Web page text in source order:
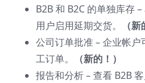
B2B 和 B2C 的单独库存
用户启用延期交货。
（新
公司订单批准 – 企业帐
工订单。
（新的！）
报告和分析 – 查看 B2B